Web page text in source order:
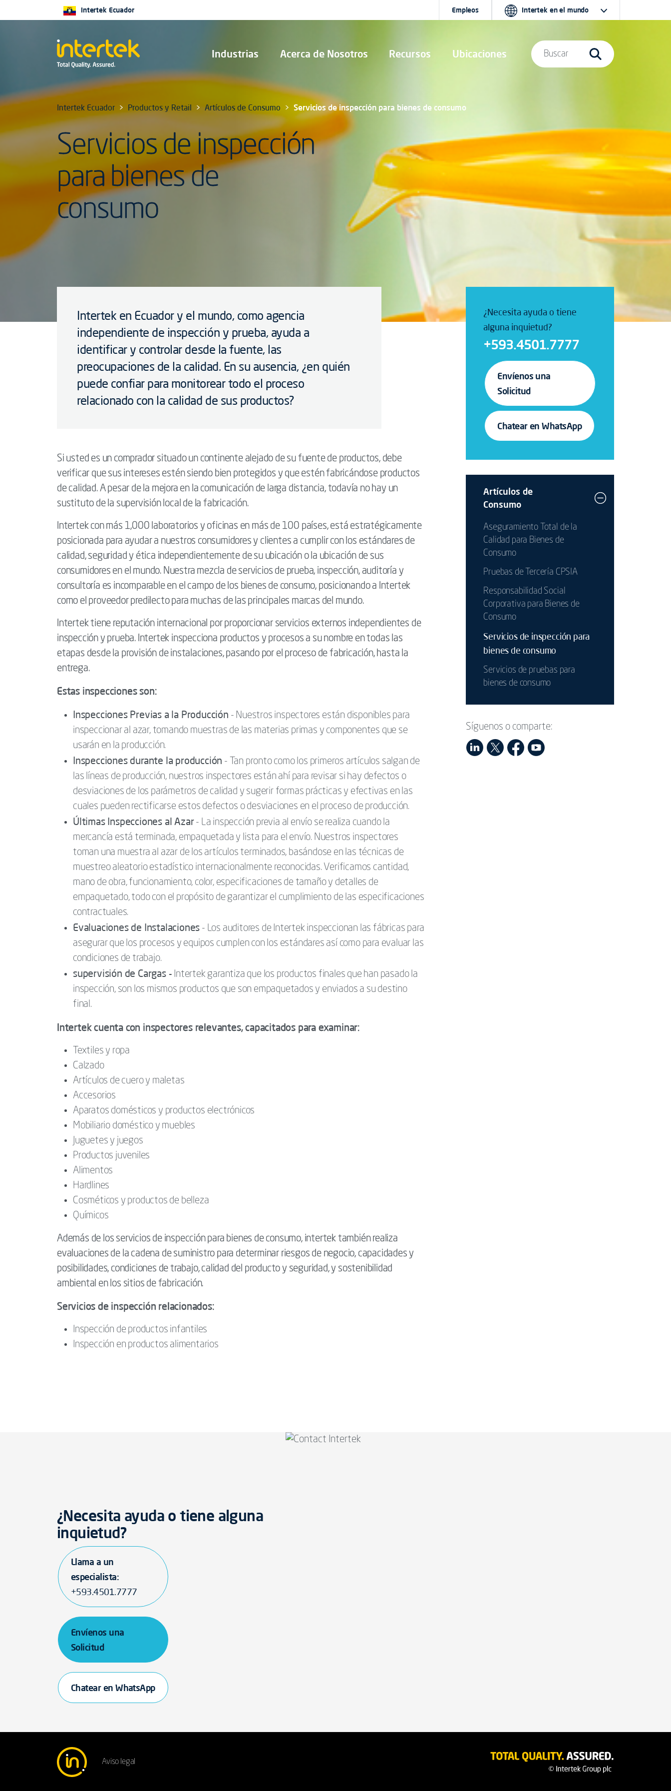
Industrias Acerca de Nosotros Recursos Ubicaciones
Intertek Ecuador Empleos Intertek en el mundo
Buscar
Intertek Ecuador Productos y Retail Artículos de Consumo Servicios de inspección para bienes de consumo
Servicios de inspección
para bienes de
consumo
Intertek en Ecuador y el mundo, como agencia
independiente de inspección y prueba, ayuda a
identificar y controlar desde la fuente, las
preocupaciones de la calidad. En su ausencia, ¿en quién
puede confiar para monitorear todo el proceso
relacionado con la calidad de sus productos?
Si usted es un comprador situado un continente alejado de su fuente de productos, debe
verificar que sus intereses estén siendo bien protegidos y que estén fabricándose productos
de calidad. A pesar de la mejora en la comunicación de larga distancia, todavía no hay un
sustituto de la supervisión local de la fabricación.
Intertek con más 1,000 laboratorios y oficinas en más de 100 países, está estratégicamente
posicionada para ayudar a nuestros consumidores y clientes a cumplir con los estándares de
calidad, seguridad y ética independientemente de su ubicación o la ubicación de sus
consumidores en el mundo. Nuestra mezcla de servicios de prueba, inspección, auditoría y
consultoría es incomparable en el campo de los bienes de consumo, posicionando a Intertek
como el proveedor predilecto para muchas de las principales marcas del mundo.
Intertek tiene reputación internacional por proporcionar servicios externos independientes de
inspección y prueba. Intertek inspecciona productos y procesos a su nombre en todas las
etapas desde la provisión de instalaciones, pasando por el proceso de fabricación, hasta la
entrega.
Estas inspecciones son:
Inspecciones Previas a la Producción - Nuestros inspectores están disponibles para
inspeccionar al azar, tomando muestras de las materias primas y componentes que se
usarán en la producción.
Inspecciones durante la producción - Tan pronto como los primeros artículos salgan de
las líneas de producción, nuestros inspectores están ahí para revisar si hay defectos o
desviaciones de los parámetros de calidad y sugerir formas prácticas y efectivas en las
cuales pueden rectificarse estos defectos o desviaciones en el proceso de producción.
Últimas Inspecciones al Azar- La inspección previa al envío se realiza cuando la
mercancía está terminada, empaquetada y lista para el envío. Nuestros inspectores
toman una muestra al azar de los artículos terminados, basándose en las técnicas de
muestreo aleatorio estadístico internacionalmente reconocidas. Verificamos cantidad,
mano de obra, funcionamiento, color, especificaciones de tamaño y detalles de
empaquetado, todo con el propósito de garantizar el cumplimiento de las especificaciones
contractuales.
Evaluaciones de Instalaciones - Los auditores de Intertek inspeccionan las fábricas para
asegurar que los procesos y equipos cumplen con los estándares así como para evaluar las
condiciones de trabajo.
supervisión de Cargas - Intertek garantiza que los productos finales que han pasado la
inspección, son los mismos productos que son empaquetados y enviados a su destino
final.
Intertek cuenta con inspectores relevantes, capacitados para examinar:
Textiles y ropa
Calzado
Artículos de cuero y maletas
Accesorios
Aparatos domésticos y productos electrónicos
Mobiliario doméstico y muebles
Juguetes y juegos
Productos juveniles
Alimentos
Hardlines
Cosméticos y productos de belleza
Químicos
Además de los servicios de inspección para bienes de consumo, intertek también realiza
evaluaciones de la cadena de suministro para determinar riesgos de negocio, capacidades y
posibilidades, condiciones de trabajo, calidad del producto y seguridad, y sostenibilidad
ambiental en los sitios de fabricación.
Servicios de inspección relacionados:
Inspección de productos infantiles
Inspección en productos alimentarios
¿Necesita ayuda o tiene
alguna inquietud?
+593.4501.7777
Envíenos una
Solicitud
Chatear en WhatsApp
Artículos de
Consumo
Aseguramiento Total de la
Calidad para Bienes de
Consumo
Pruebas de Tercería CPSIA
Responsabilidad Social
Corporativa para Bienes de
Consumo
Servicios de inspección para
bienes de consumo
Servicios de pruebas para
bienes de consumo
Síguenos o comparte:
¿Necesita ayuda o tiene alguna
inquietud?
Llama a un
especialista:
+593.4501.7777
Envíenos una
Solicitud
Chatear en WhatsApp
Aviso legal